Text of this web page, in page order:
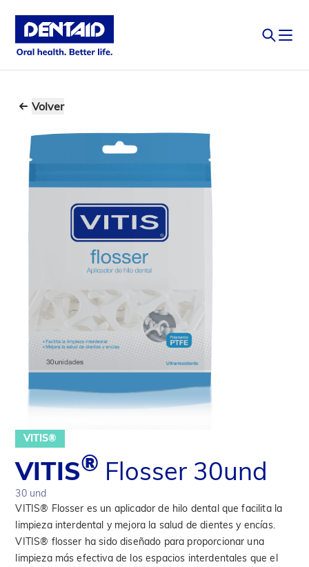
Volver
VITIS®
VITIS® Flosser 30und
30 und
VITIS® Flosser es un aplicador de hilo dental que facilita la
limpieza interdental y mejora la salud de dientes y encías.
VITIS® flosser ha sido diseñado para proporcionar una
limpieza más efectiva de los espacios interdentales que el